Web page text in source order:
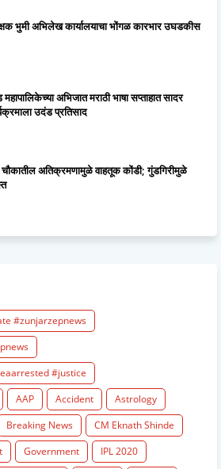
भुमी अभिलेख कार्यालयाचा भोंगळ कारभार उघडकीस
महापालिकेच्या अभिजात मराठी भाषा सप्ताहात सादर
उदंड प्रतिसाद
चौकातील अतिक्रमणामुळे वाहतूक कोंडी; गुंडगिरीमुळे
#zunjarzepnews
#justice
AAP Accident
Astrology
Breaking News
CM Eknath Shinde
Government
IPL 2020